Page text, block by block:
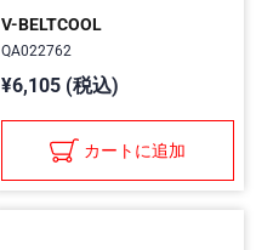
V-BELTCOOL
QA022762
¥6,105 (税込)
カートに追加